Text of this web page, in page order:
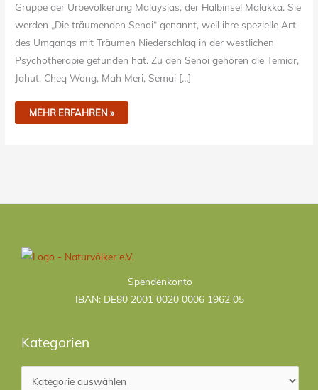
Gruppe der Urbevölkerung Malaysias, der Halbinsel Malakka. Sie
werden „Die träumenden Senoi“ genannt, weil ihre spezielle Art
des Umgangs mit Träumen Niederschlag in der westlichen
Psychotherapie gefunden hat. Zu den Senoi gehören die Temiar,
Jahut, Cheq Wong, Mah Meri, Semai […]
MEHR ERFAHREN »
Spendenkonto
IBAN: DE80 2001 0020 0006 1962 05
Kategorien